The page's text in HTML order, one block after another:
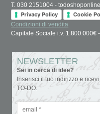
T. 030 2151004 -
Privacy Policy
Cookie
Condizioni di vendita
Capitale Sociale i.v. 1.800.000€
NEWSLETTER
Sei in cerca di idee?
Inserisci il tuo indirizzo e
TO-DO.